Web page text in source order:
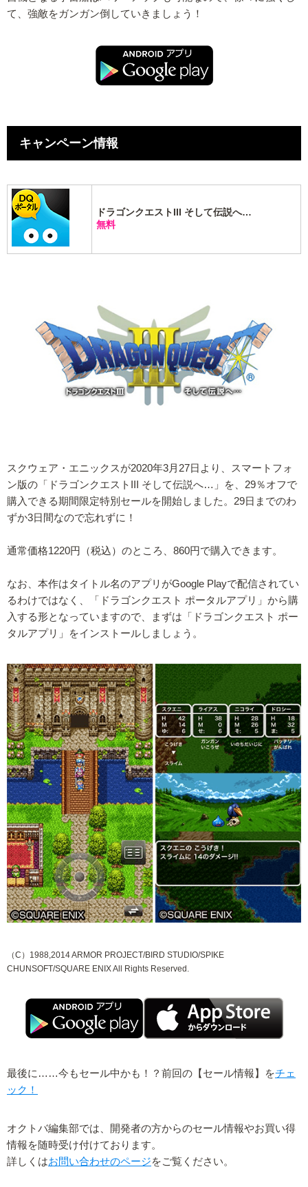
て、強敵をガンガン倒していきましょう！
キャンペーン情報
ドラゴンクエストIII そして伝説へ…
無料
スクウェア・エニックスが2020年3月27日より、スマートフォ
ン版の「ドラゴンクエストIII そして伝説へ…」を、29％オフで
購入できる期間限定特別セールを開始しました。29日までのわ
ずか3日間なので忘れずに！
通常価格1220円（税込）のところ、860円で購入できます。
なお、本作はタイトル名のアプリがGoogle Playで配信されてい
るわけではなく、「ドラゴンクエスト ポータルアプリ」から購
入する形となっていますので、まずは「ドラゴンクエスト ポー
タルアプリ」をインストールしましょう。
（C）1988,2014 ARMOR PROJECT/BIRD STUDIO/SPIKE
CHUNSOFT/SQUARE ENIX All Rights Reserved.
最後に……今もセール中かも！？前回の【セール情報】をチェ
ック！
オクトバ編集部では、開発者の方からのセール情報やお買い得
情報を随時受け付けております。
詳しくはお問い合わせのページをご覧ください。